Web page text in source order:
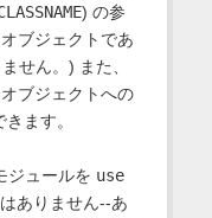
) の参
ブジェクトであ
せん。) また、
ブジェクトへの
ます。
ジュールを use
ありません--あ